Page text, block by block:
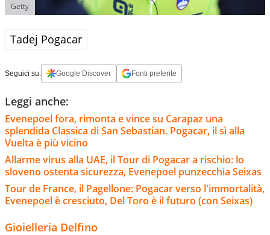
Getty
Tadej Pogacar
Seguici su: Google Discover Fonti preferite
Leggi anche:
Evenepoel fora, rimonta e vince su Carapaz una
splendida Classica di San Sebastian. Pogacar, il sì alla
Vuelta è più vicino
Allarme virus alla UAE, il Tour di Pogacar a rischio: lo
sloveno ostenta sicurezza, Evenepoel punzecchia Seixas
Tour de France, il Pagellone: Pogacar verso l'immortalità,
Evenepoel è cresciuto, Del Toro è il futuro (con Seixas)
Gioielleria Delfino